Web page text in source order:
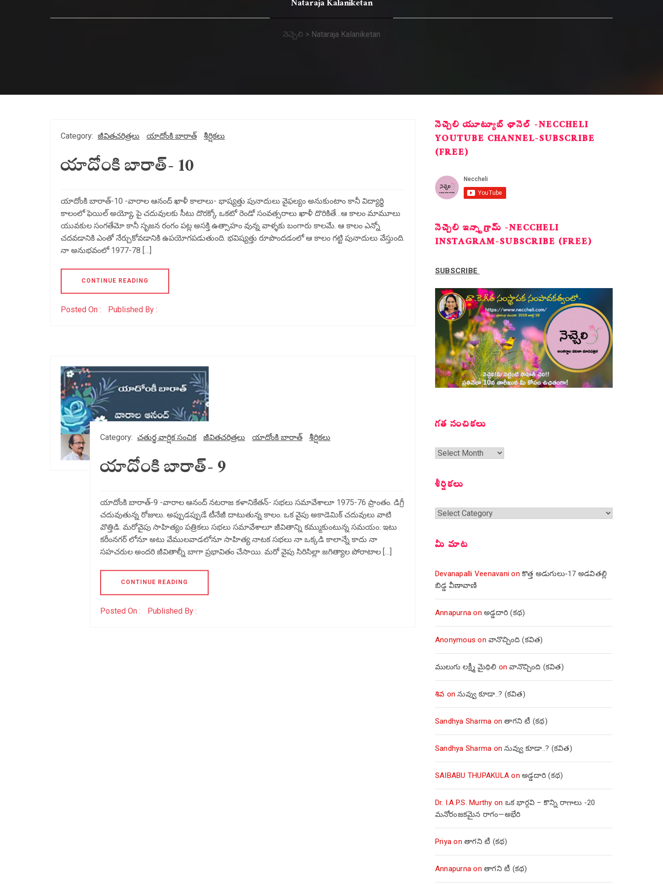
Nataraja Kalaniketan
నెచ్చెలి > Nataraja Kalaniketan
Category: జీవితచరిత్రలు యాదోంకి బారాత్ శీర్షికలు
యాదోంకి బారాత్- 10
యాదోంకి బారాత్-10 -వారాల ఆనంద్ ఖాళీ కాలాలు- భాష్యత్తు పునాదులు వైఫల్యం అనుకుంటాం కానీ విద్యార్థి
కాలంలో ఫెయిల్ అయ్యో, పై చదువులకు సీటు దొరక్కో ఒకటో రెండో సంవత్సరాలు ఖాళీ దొరికితే…ఆ కాలం మామూలు
యువకుల సంగతేమో కానీ సృజన రంగం పట్ల అసక్తి ఉత్సాహం వున్న వాళ్ళకు బంగారు కాలమే. ఆ కాలం ఎన్నో
చదవడానికి ఎంతో నేర్చుకోవడానికి ఉపయోగపడుతుంది. భవిష్యత్తు రూపొందడంలో ఆ కాలం గట్టి పునాదులు వేస్తుంది.
నా అనుభవంలో 1977-78 […]
CONTINUE READING
Posted On : Published By :
Category: చతుర్థ వార్షిక సంచిక జీవితచరిత్రలు యాదోంకి బారాత్ శీర్షికలు
యాదోంకి బారాత్- 9
యాదోంకి బారాత్-9 -వారాల ఆనంద్ నటరాజ కళానికేతన్- సభలు సమావేశాలూ 1975-76 ప్రాంతం. డిగ్రీ
చదువుతున్న రోజులు. అప్పుడప్పుడే టీనేజీ దాటుతున్న కాలం. ఒక వైపు అకాడెమిక్ చదువులు వాటి
వొత్తిడి. మరోవైపు సాహిత్యం పత్రికలు సభలు సమావేశాలూ జీవితాన్ని కమ్ముకుంటున్న సమయం. ఇటు
కరీంనగర్ లోనూ అటు వేములవాడలోనూ సాహిత్య నాటక సభలు నా ఒక్కడి కాలాన్నే కాదు నా
సహచరుల అందరి జీవితాల్నీ బాగా ప్రభావితం చేసాయి. మరో వైపు సిరిసిల్లా జగిత్యాల పోరాటాల […]
CONTINUE READING
Posted On : Published By :
నెచ్చెలి యూట్యూబ్ ఛానెల్ -NECCHELI
YOUTUBE CHANNEL-SUBSCRIBE
(FREE)
నెచ్చెలి ఇన్స్టాగ్రామ్ -NECCHELI
INSTAGRAM-SUBSCRIBE (FREE)
SUBSCRIBE
గత సంచికలు
గత
శీర్షికలు
శీర్షికలు
మీ మాట
Devanapalli Veenavani onకొత్త అడుగులు-17 అడవితల్లి
బిడ్డ వీణావాణి
Annapurna onఅడ్డదారి (కథ)
Anonymous onవానొచ్చింది (కవిత)
ములుగు లక్ష్మీ మైథిలి onవానొచ్చింది (కవిత)
శివ onనువ్వు కూడా..? (కవిత)
Sandhya Sharma onతాగని టీ (కథ)
Sandhya Sharma onనువ్వు కూడా..? (కవిత)
SAIBABU THUPAKULA onఅడ్డదారి (కథ)
Dr. I.A.P.S. Murthy on ఒక భార్గవి – కొన్ని రాగాలు -20
మనోరంజకమైన రాగం—అభేరి
Priya onతాగని టీ (కథ)
Annapurna onతాగని టీ (కథ)